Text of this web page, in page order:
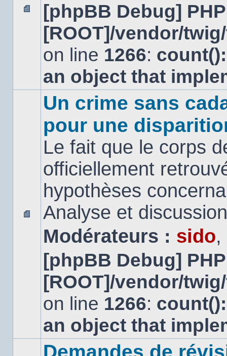
Aucun
message
non
[phpBB Debug]
[ROOT]/vendor/
on line 1266:
an object that
message
non
lu
Un crime sans
pour une
Le fait que le corps
officiellement
hypothèses
Analyse et
Modérateurs : sido,
[phpBB Debug]
[ROOT]/vendor/
on line 1266:
an object that